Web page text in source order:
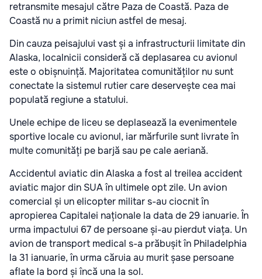
retransmite mesajul către Paza de Coastă. Paza de
Coastă nu a primit niciun astfel de mesaj.
Din cauza peisajului vast și a infrastructurii limitate din
Alaska, localnicii consideră că deplasarea cu avionul
este o obișnuință. Majoritatea comunităților nu sunt
conectate la sistemul rutier care deservește cea mai
populată regiune a statului.
Unele echipe de liceu se deplasează la evenimentele
sportive locale cu avionul, iar mărfurile sunt livrate în
multe comunități pe barjă sau pe cale aeriană.
Accidentul aviatic din Alaska a fost al treilea accident
aviatic major din SUA în ultimele opt zile. Un avion
comercial și un elicopter militar s-au ciocnit în
apropierea Capitalei naționale la data de 29 ianuarie. În
urma impactului 67 de persoane și-au pierdut viața. Un
avion de transport medical s-a prăbușit în Philadelphia
la 31 ianuarie, în urma căruia au murit șase persoane
aflate la bord și încă una la sol.